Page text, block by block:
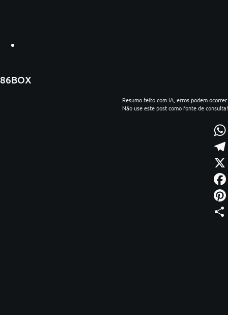
86BOX
Resumo feito com IA; erros podem ocorrer.
Não use este post como fonte de consulta!